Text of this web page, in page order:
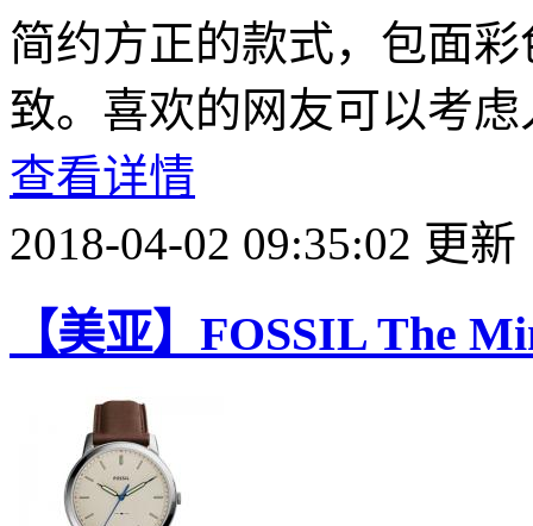
简约方正的款式，包面
致。喜欢的网友可以考虑
查看详情
2018-04-02 09:35:02 更新
【美亚】FOSSIL The